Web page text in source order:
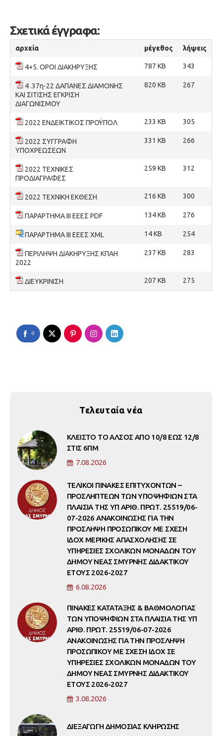
Σχετικά έγγραφα:
αρχεία μέγεθος λήψεις
4+5. ΟΡΟΙ ΔΙΑΚΗΡΥΞΗΣ 787 KB 343
4 .37η-22 ΔΑΠΑΝΕΣ ΔΙΑΜΟΝΗΣ
ΚΑΙ ΣΙΤΙΣΗΣ ΕΓΚΡΙΣΗ
ΔΙΑΓΩΝΙΣΜΟΥ
820 KB 267
2022 ΕΝΔΕΙΚΤΙΚΟΣ ΠΡΟΫΠΟΛ 233 KB 305
2022 ΣΥΓΓΡΑΦΗ
YΠΟΧΡΕΩΣΕΩΝ
331 KB 266
2022 ΤΕΧΝΙΚΕΣ
ΠΡΟΔΙΑΓΡΑΦΕΣ
259 KB 312
2022 ΤΕΧΝΙΚΗ ΕΚΘΕΣΗ 216 KB 300
ΠΑΡΑΡΤΗΜΑ ΙΙΙ ΕΕΕΣ PDF 134 KB 276
ΠΑΡΑΡΤΗΜΑ ΙΙΙ ΕΕΕΣ XML 14 KB 254
ΠΕΡΙΛΗΨΗ ΔΙΑΚΗΡΥΞΗΣ ΚΠΑΗ
2022
237 KB 283
ΔΙΕΥΚΡΙΝΙΣΗ 207 KB 275
0
Τελευταία νέα
ΚΛΕΙΣΤΟ ΤΟ ΑΛΣΟΣ ΑΠΟ 10/8 ΕΩΣ 12/8
ΣΤΙΣ 6ΠΜ
7.08.2026
ΤΕΛΙΚΟΙ ΠΙΝΑΚΕΣ ΕΠΙΤΥΧΟΝΤΩΝ –
ΠΡΟΣΛΗΠΤΕΩΝ ΤΩΝ ΥΠΟΨΗΦΙΩΝ ΣΤΑ
ΠΛΑΙΣΙΑ ΤΗΣ ΥΠ ΑΡΙΘ. ΠΡΩΤ. 25519/06-
07-2026 ΑΝΑΚΟΙΝΩΣΗΣ ΓΙΑ ΤΗΝ
ΠΡΟΣΛΗΨΗ ΠΡΟΣΩΠΙΚΟΥ ΜΕ ΣΧΕΣΗ
ΙΔΟΧ ΜΕΡΙΚΗΣ ΑΠΑΣΧΟΛΗΣΗΣ ΣΕ
ΥΠΗΡΕΣΙΕΣ ΣΧΟΛΙΚΩΝ ΜΟΝΑΔΩΝ ΤΟΥ
ΔΗΜΟΥ ΝΕΑΣ ΣΜΥΡΝΗΣ ΔΙΔΑΚΤΙΚΟΥ
ΕΤΟΥΣ 2026-2027
6.08.2026
ΠΙΝΑΚΕΣ ΚΑΤΑΤΑΞΗΣ & ΒΑΘΜΟΛΟΓΙΑΣ
ΤΩΝ ΥΠΟΨΗΦΙΩΝ ΣΤΑ ΠΛΑΙΣΙΑ ΤΗΣ ΥΠ
ΑΡΙΘ. ΠΡΩΤ. 25519/06-07-2026
ΑΝΑΚΟΙΝΩΣΗΣ ΓΙΑ ΤΗΝ ΠΡΟΣΛΗΨΗ
ΠΡΟΣΩΠΙΚΟΥ ΜΕ ΣΧΕΣΗ ΙΔΟΧ ΣΕ
ΥΠΗΡΕΣΙΕΣ ΣΧΟΛΙΚΩΝ ΜΟΝΑΔΩΝ ΤΟΥ
ΔΗΜΟΥ ΝΕΑΣ ΣΜΥΡΝΗΣ ΔΙΔΑΚΤΙΚΟΥ
ΕΤΟΥΣ 2026-2027
3.08.2026
ΔΙΕΞΑΓΩΓΗ ΔΗΜΟΣΙΑΣ ΚΛΗΡΩΣΗΣ